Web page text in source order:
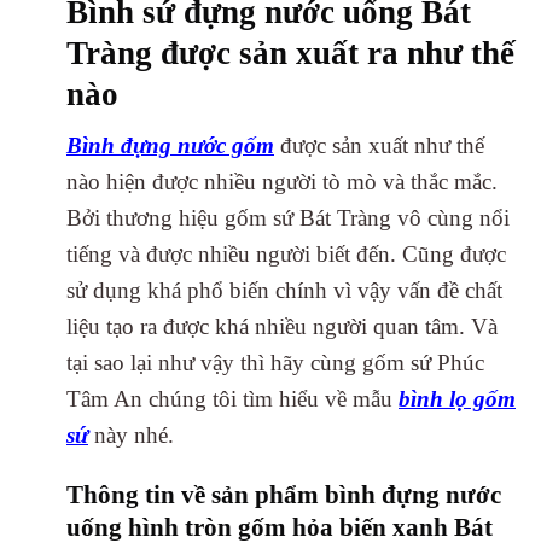
Bình sứ đựng nước uống Bát
Tràng được sản xuất ra như thế
nào
Bình đựng nước gốm được sản xuất như thế
nào hiện được nhiều người tò mò và thắc mắc.
Bởi thương hiệu gốm sứ Bát Tràng vô cùng nổi
tiếng và được nhiều người biết đến. Cũng được
sử dụng khá phổ biến chính vì vậy vấn đề chất
liệu tạo ra được khá nhiều người quan tâm. Và
tại sao lại như vậy thì hãy cùng gốm sứ Phúc
Tâm An chúng tôi tìm hiểu về mẫu bình lọ gốm
sứnày nhé.
Thông tin về sản phẩm bình đựng nước
uống hình tròn gốm hỏa biến xanh Bát